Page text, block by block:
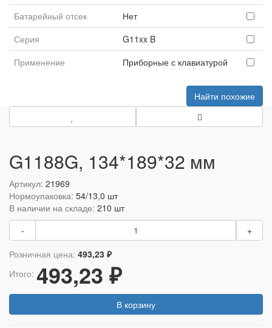
Батарейный отсек
Нет
Серия
G11xx B
Применение
Приборные с клавиатурой
Найти похожие
G1188G, 134*189*32 мм
Артикул: 21969
Нормоупаковка: 54/13,0 шт
В наличии на складе: 210 шт
-
+
Розничная цена: 493,23 ₽
Итого: 493,23 ₽
В корзину